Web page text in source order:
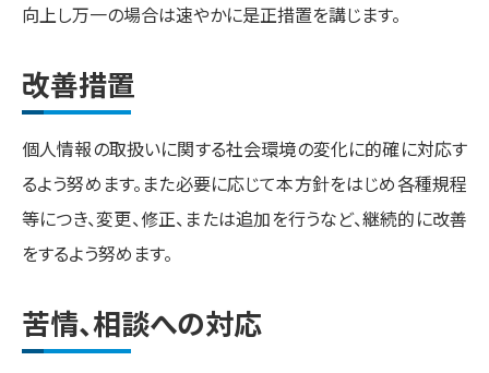
向上し万一の場合は速やかに是正措置を講じます。
改善措置
個人情報の取扱いに関する社会環境の変化に的確に対応す
るよう努めます。また必要に応じて本方針をはじめ各種規程
等につき、変更、修正、または追加を行うなど、継続的に改善
をするよう努めます。
苦情、相談への対応